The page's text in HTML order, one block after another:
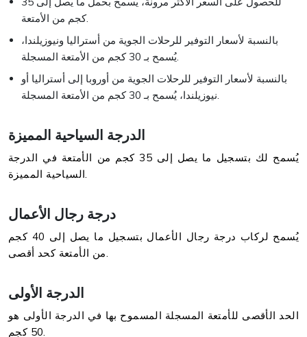
كجم من الأمتعة.
بالنسبة لأسعار التوفير للرحلات الجوية من أستراليا ونيوزيلندا،
بالنسبة لأسعار التوفير للرحلات الجوية من أوروبا إلى أستراليا أو
الدرجة السياحية المميزة
يُسمح لك بتسجيل ما يصل إلى 35 كجم من الأمتعة في الدرجة
درجة رجال الأعمال
يُسمح لركاب درجة رجال الأعمال بتسجيل ما يصل إلى 40 كجم
الدرجة الأولى
الحد الأقصى للأمتعة المسجلة المسموح بها في الدرجة الأولى هو